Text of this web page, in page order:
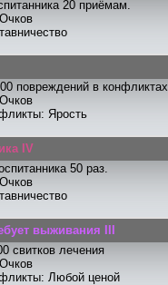
20 приёмам.
Очков
повреждений в конфликтах
Очков
Ярость
IV
50 раз.
Очков
выживания III
свитков лечения
Очков
Любой ценой